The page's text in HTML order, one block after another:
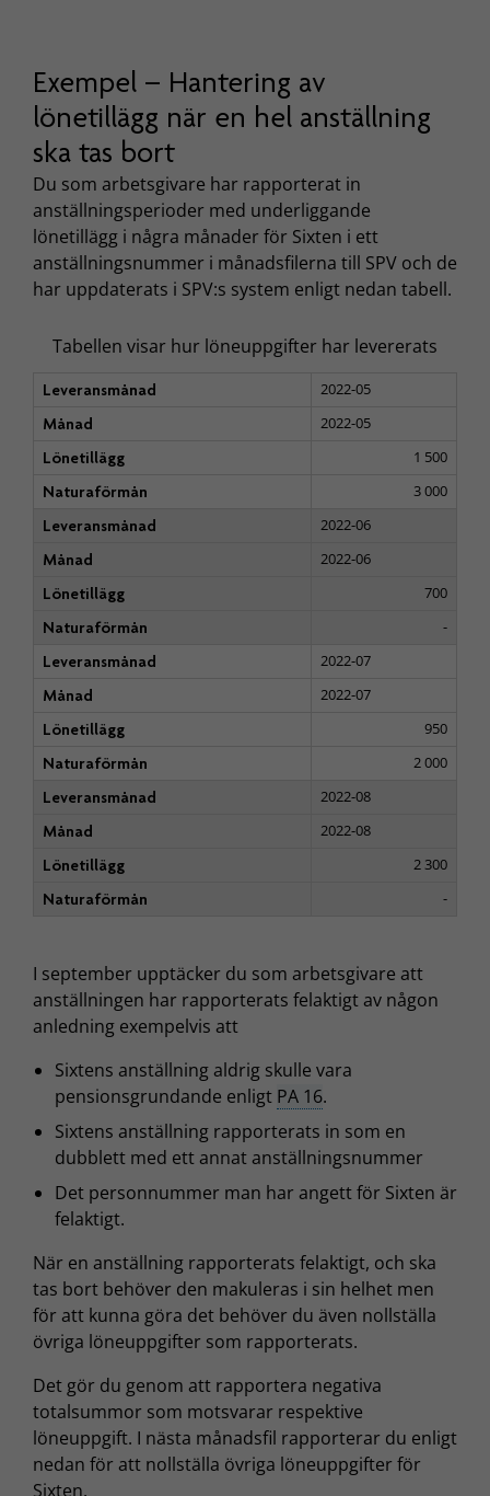
Exempel – Hantering av
lönetillägg när en hel anställning
ska tas bort
Du som arbetsgivare har rapporterat in
anställningsperioder med underliggande
lönetillägg i några månader för Sixten i ett
anställningsnummer i månadsfilerna till SPV och de
har uppdaterats i SPV:s system enligt nedan tabell.
Tabellen visar hur löneuppgifter har levererats
Leveransmånad
2022-05
Månad
2022-05
Lönetillägg
1 500
Naturaförmån
3 000
Leveransmånad
2022-06
Månad
2022-06
Lönetillägg
700
Naturaförmån
-
Leveransmånad
2022-07
Månad
2022-07
Lönetillägg
950
Naturaförmån
2 000
Leveransmånad
2022-08
Månad
2022-08
Lönetillägg
2 300
Naturaförmån
-
I september upptäcker du som arbetsgivare att
anställningen har rapporterats felaktigt av någon
anledning exempelvis att
Sixtens anställning aldrig skulle vara
pensionsgrundande enligt PA 16.
Sixtens anställning rapporterats in som en
dubblett med ett annat anställningsnummer
Det personnummer man har angett för Sixten är
felaktigt.
När en anställning rapporterats felaktigt, och ska
tas bort behöver den makuleras i sin helhet men
för att kunna göra det behöver du även nollställa
övriga löneuppgifter som rapporterats.
Det gör du genom att rapportera negativa
totalsummor som motsvarar respektive
löneuppgift. I nästa månadsfil rapporterar du enligt
nedan för att nollställa övriga löneuppgifter för
Sixten.